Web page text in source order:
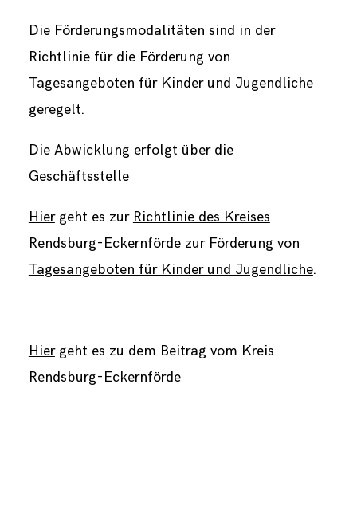
Die Förderungsmodalitäten sind in der
Richtlinie für die Förderung von
Tagesangeboten für Kinder und Jugendliche
geregelt.
Die Abwicklung erfolgt über die
Geschäftsstelle
Hiergeht es zur Richtlinie des Kreises
Rendsburg-Eckernförde zur Förderung von
Tagesangeboten für Kinder und Jugendliche.
Hiergeht es zu dem Beitrag vom Kreis
Rendsburg-Eckernförde